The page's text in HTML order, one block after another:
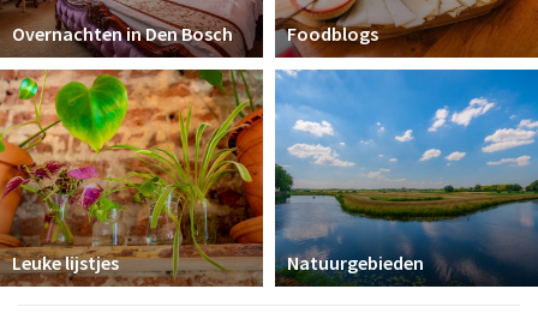
Overnachten in Den Bosch Foodblogs
Leuke lijstjes Natuurgebieden